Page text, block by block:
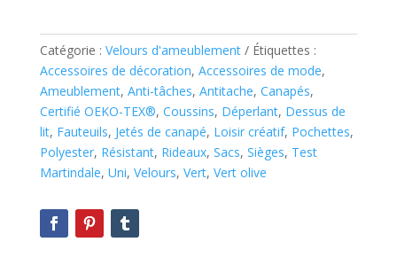
Catégorie : Velours d'ameublement
Étiquettes :
Accessoires de décoration, Accessoires de mode,
Ameublement, Anti-tâches, Antitache, Canapés,
Certifié OEKO-TEX®, Coussins, Déperlant, Dessus de
lit, Fauteuils, Jetés de canapé, Loisir créatif, Pochettes,
Polyester, Résistant, Rideaux, Sacs, Sièges, Test
Martindale, Uni, Velours, Vert, Vert olive